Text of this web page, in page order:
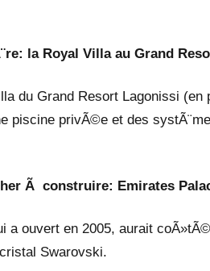
la Royal Villa au Grand
du Grand Resort Lagonissi
piscine privÃ©e et des
Ã construire: Emirates
a ouvert en 2005, aurait
Swarovski.